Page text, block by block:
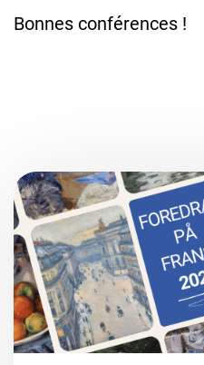
Bonnes conférences !